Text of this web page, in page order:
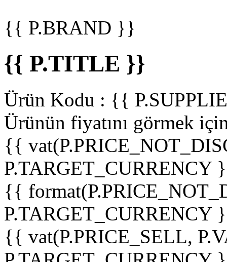
{{ P.BRAND }}
{{ P.TITLE }}
Ürün Kodu : {{
Ürünün fiyatını görmek
{{
P.TARGET_CURRENCY
{{
P.TARGET_CURRENCY
{{ vat(P.PRICE_SELL,